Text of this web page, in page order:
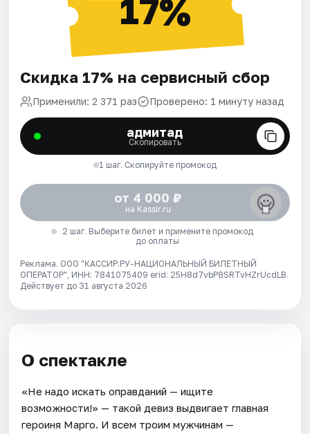
17%
Скидка 17% на сервисный сбор
Применили: 2 371 раз Проверено: 1 минуту назад
адмитад
Скопировать
1 шаг. Скопируйте промокод
от 4 000 ₽
на Kassir.ru
2 шаг. Выберите билет и примените промокод
до оплаты
Реклама. ООО "КАССИР.РУ-НАЦИОНАЛЬНЫЙ БИЛЕТНЫЙ
ОПЕРАТОР", ИНН: 7841075409 erid: 25H8d7vbP8SRTvHZrUcdLB.
Действует до 31 августа 2026
О спектакле
«Не надо искать оправданий — ищите
возможности!» — такой девиз выдвигает главная
героиня Марго. И всем троим мужчинам —